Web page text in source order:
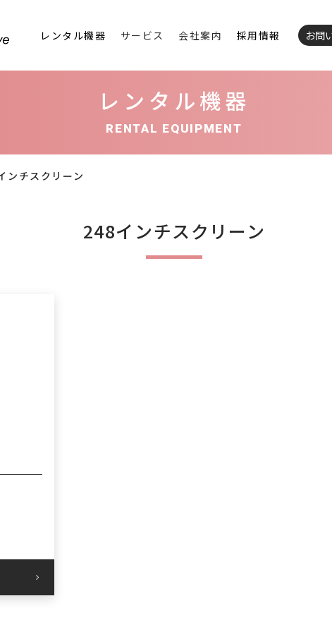
レンタル機器 サービス 会社案内 採用情報 お問
レンタル機器
RENTAL EQUIPMENT
ンチスクリーン
248インチスクリーン